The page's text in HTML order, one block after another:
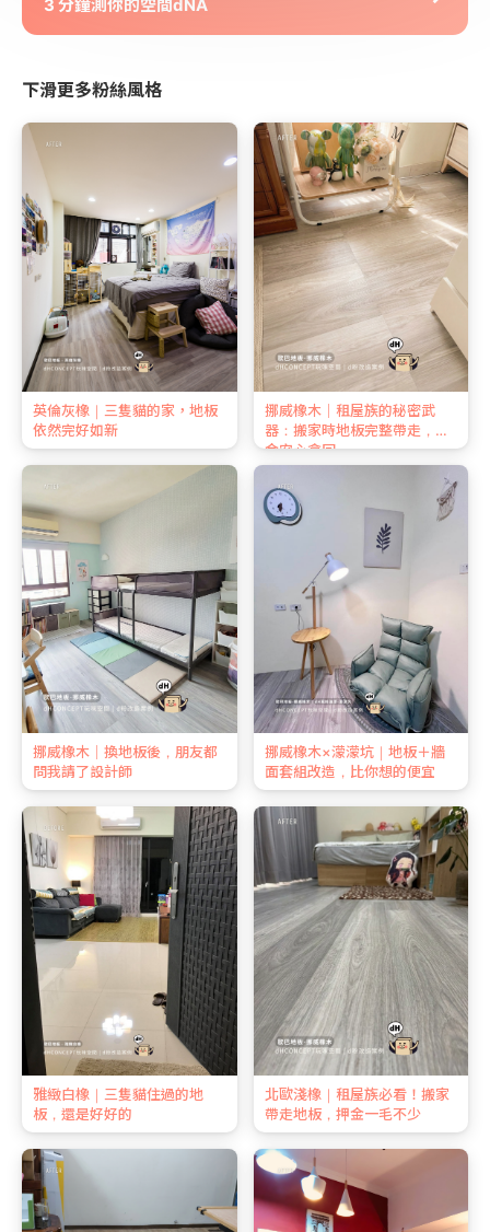
3 分鐘測你的空間dNA
下滑更多粉絲風格
英倫灰橡｜三隻貓的家，地板
依然完好如新
挪威橡木｜租屋族的秘密武
器：搬家時地板完整帶走，押
金安心拿回
挪威橡木｜換地板後，朋友都
問我請了設計師
挪威橡木×濛濛坑｜地板＋牆
面套組改造，比你想的便宜
雅緻白橡｜三隻貓住過的地
板，還是好好的
北歐淺橡｜租屋族必看！搬家
帶走地板，押金一毛不少